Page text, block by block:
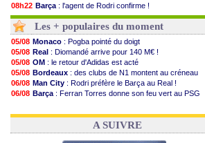
08h22 Barça : l'agent de Rodri confirme !
06/08 FIFA: la CAF soutient Infantino
06/08
CdM 2030: Rubiales charge Infantino et ...
06/08 Rennes: Embolo a des pistes alléchantes
06/08 Côte d'Ivoire: Renard affiche ses ambitions
06/08 Rennes: Haise confirme pour Aït Boudlal
06/08 Man City: Trafford à Leeds pour 47 M€ (off...
06/08 Man Utd: Zirkzee vers la Juventus ?
06/08 Amical: Monaco s'impose contre Getafe
06/08 Nantes: Der Zakarian et sa relation avec Kita
06/08 Monaco: le message touchant d'Akliouche
: Tebas en remet une couche
: l'UEFA maintient la pression
Les + populaires du moment
05/08 Monaco : Pogba pointé du doigt
05/08 Real : Diomandé arrive pour 140 M€ !
05/08 OM : le retour d'Adidas est acté
05/08 Bordeaux : des clubs de N1 montent au créneau
06/08 Man City : Rodri préfère le Barça au Real !
06/08 Barça : Ferran Torres donne son feu vert au PSG
06/08 OM: accord trouvé avec Man City pour Rulli
A SUIVRE